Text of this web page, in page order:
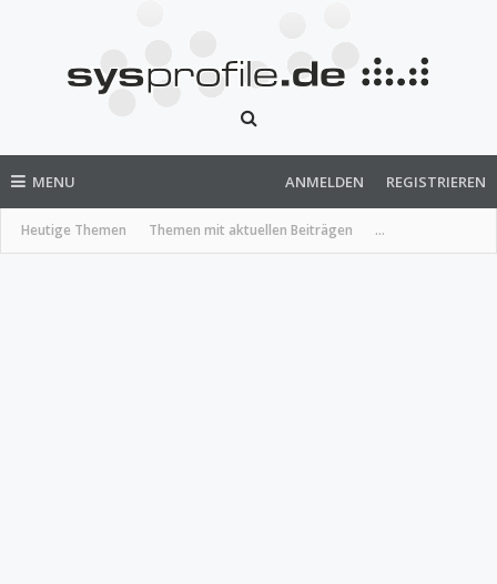
MENU
Heutige Themen Themen mit aktuellen Beiträgen ...
ANMELDEN REGISTRIEREN